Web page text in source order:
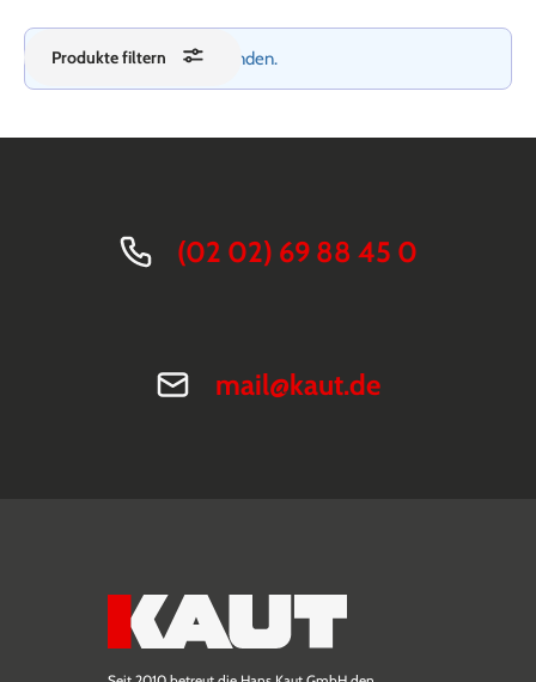
Produkte filtern
Keine Produkte gefunden.
(02 02) 69 88 45 0
mail@kaut.de